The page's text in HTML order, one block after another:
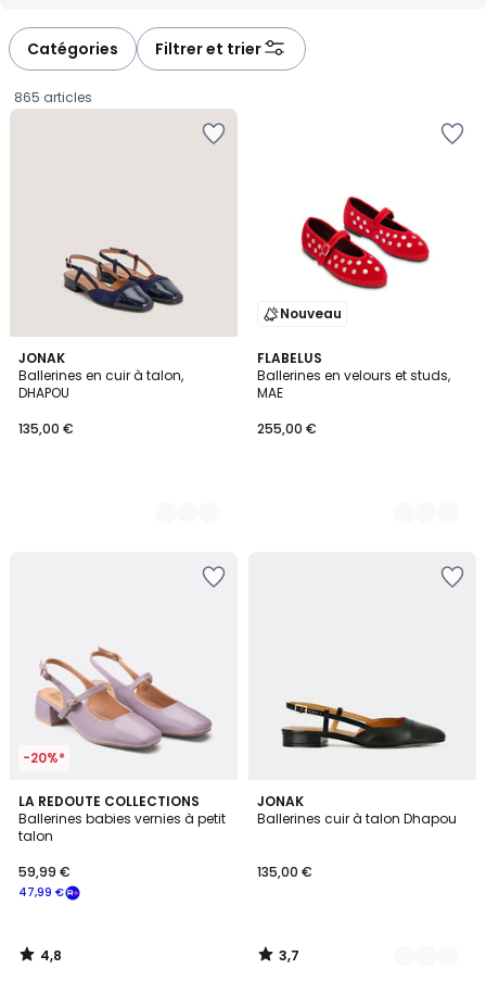
Catégories Filtrer et trier
865 articles
JONAK
Ballerines en cuir à talon,
DHAPOU
€.
135,00 €
3
Couleurs
Nouveau
FLABELUS
Ballerines en velours et studs,
MAE
255,00 €
2
Couleurs
-20%*
LA REDOUTE COLLECTIONS
Ballerines babies vernies à petit
talon
47,99 €
59,99 €
4,8
/ 5
4,8
/
JONAK
Ballerines cuir à talon Dhapou
135,00 €
3,7
/ 5
4
Couleurs
3,7
/